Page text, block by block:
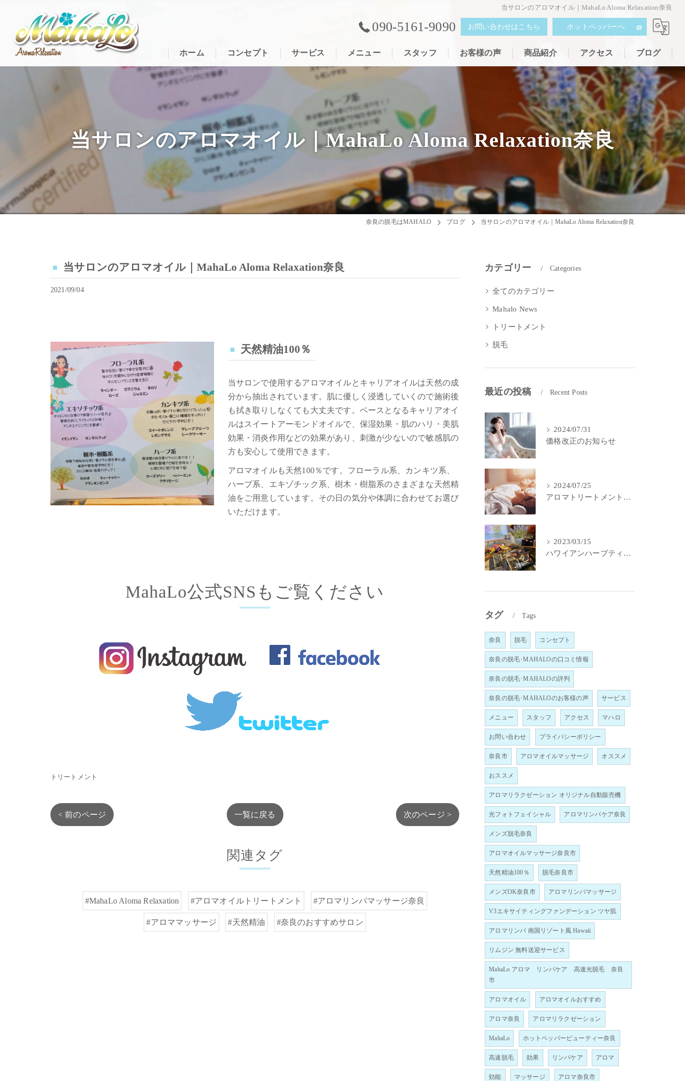
当サロンのアロマオイル｜MahaLo Aloma Relaxation奈良
090-5161-9090 お問い合わせはこちら ホットペッパーへ
ホーム コンセプト サービス メニュー スタッフ お客様の声 商品紹介 アクセス ブログ
当サロンのアロマオイル｜MahaLo Aloma Relaxation奈良
奈良の脱毛はMAHALO ブログ 当サロンのアロマオイル｜MahaLo Aloma Relaxation奈良
当サロンのアロマオイル｜MahaLo Aloma Relaxation奈良
2021/09/04
天然精油100％
当サロンで使用するアロマオイルとキャリアオイルは天然の成
分から抽出されています。肌に優しく浸透していくので施術後
も拭き取りしなくても大丈夫です。ベースとなるキャリアオイ
ルはスイートアーモンドオイルで、保湿効果・肌のハリ・美肌
効果・消炎作用などの効果があり、刺激が少ないので敏感肌の
方も安心して使用できます。
アロマオイルも天然100％です。フローラル系、カンキツ系、
ハーブ系、エキゾチック系、樹木・樹脂系のさまざまな天然精
油をご用意しています。その日の気分や体調に合わせてお選び
いただけます。
MahaLo公式SNSもご覧ください
トリートメント
< 前のページ 一覧に戻る 次のページ >
関連タグ
#MahaLo Aloma Relaxation #アロマオイルトリートメント #アロマリンパマッサージ奈良
#アロママッサージ #天然精油 #奈良のおすすめサロン
カテゴリー Categories
全てのカテゴリー
Mahalo News
トリートメント
脱毛
最近の投稿 Recent Posts
2024/07/31
価格改正のお知らせ
2024/07/25
アロマトリートメントで身体と心のメンテナンス
2023/03/15
ハワイアンハーブティー｜MahaLo Aloma Relaxation奈良
タグ Tags
奈良 脱毛 コンセプト
奈良の脱毛･MAHALOの口コミ情報
奈良の脱毛･MAHALOの評判
奈良の脱毛･MAHALOのお客様の声 サービス
メニュー スタッフ アクセス マハロ
お問い合わせ プライバシーポリシー
奈良市 アロマオイルマッサージ オススメ
おススメ
アロマリラクゼーション オリジナル自動販売機
光フォトフェイシャル アロマリンパケア奈良
メンズ脱毛奈良
アロマオイルマッサージ奈良市
天然精油100％ 脱毛奈良市
メンズOK奈良市 アロマリンパマッサージ
V3エキサイティングファンデーション ツヤ肌
アロマリンパ 南国リゾート風 Hawaii
リムジン 無料送迎サービス
MahaLo アロマ リンパケア 高速光脱毛 奈良
市
アロマオイル アロマオイルおすすめ
アロマ奈良 アロマリラクゼーション
MahaLo ホットペッパービューティー奈良
高速脱毛 効果 リンパケア アロマ
効能 マッサージ アロマ奈良市